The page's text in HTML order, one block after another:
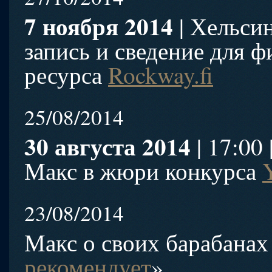
7 ноября 2014 |
запись и сведение для
ресурсаRockway.fi
25/08/2014
30 августа 2014 | 17:00
Макс в жюри конкурса
23/08/2014
Макс о своих